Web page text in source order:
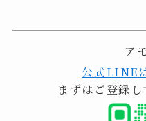
ア
公式LINE
まずはご登録